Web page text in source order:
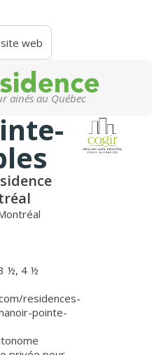
web
ainés au Québec
½, 4 ½
residences-
pointe-